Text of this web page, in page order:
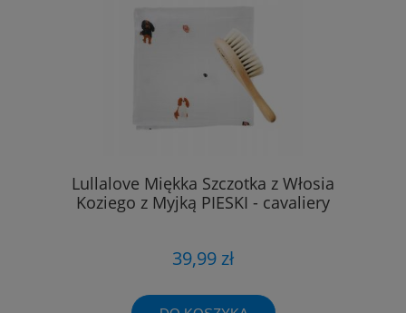
Lullalove Miękka Szczotka z Włosia
Koziego z Myjką PIESKI - cavaliery
39,99 zł